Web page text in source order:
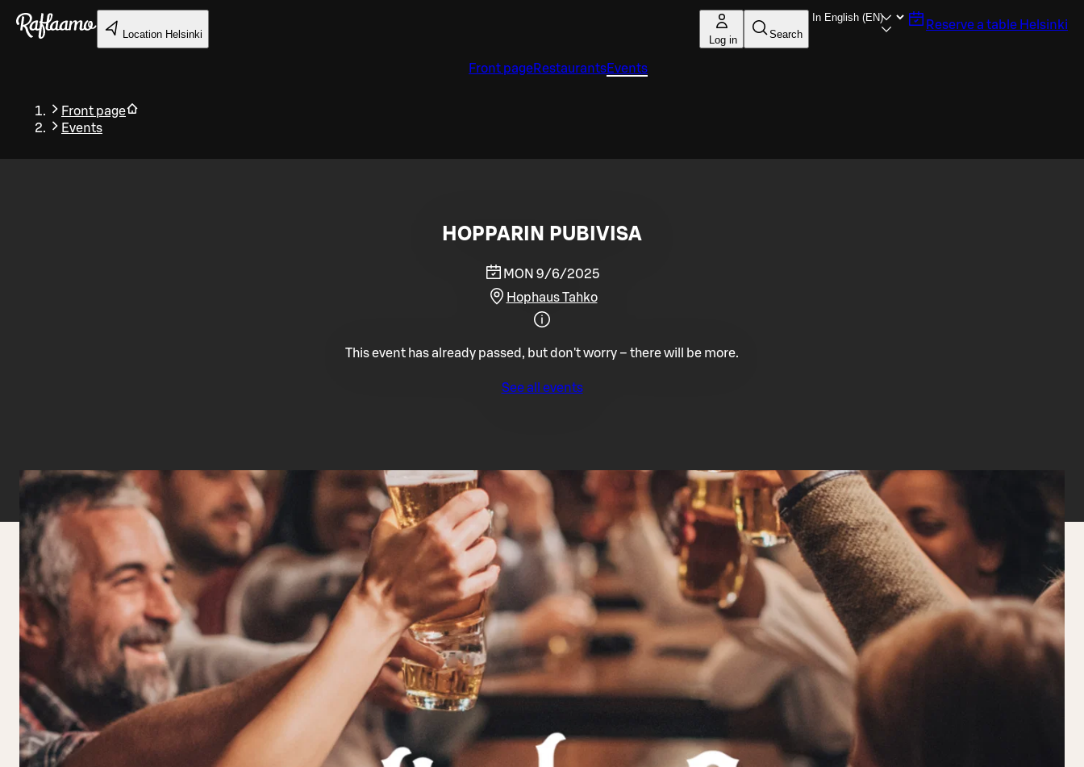
Skip to main content
Location Helsinki Log in Search
Reserve a table Helsinki
Front pageRestaurantsEvents
Front page
Events
Back
HOPPARIN PUBIVISA
MON 9/6/2025
Hophaus Tahko
This event has already passed, but don't worry – there will be more.
See all events